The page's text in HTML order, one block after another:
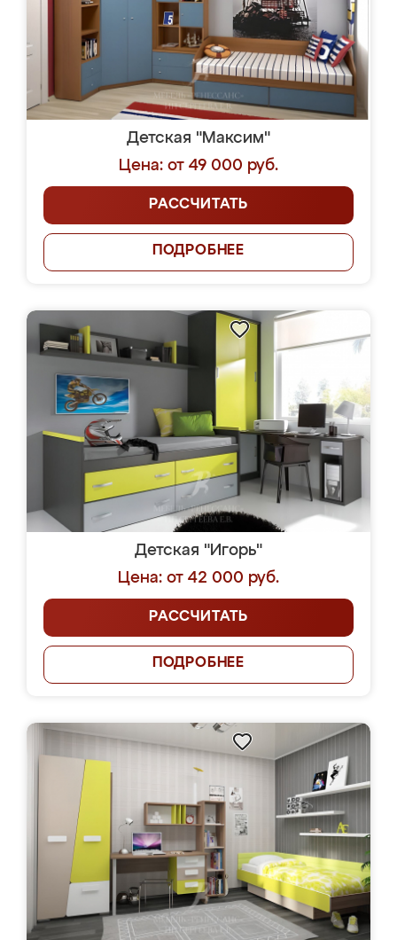
Детская "Максим"
Цена: от 49 000 руб.
РАССЧИТАТЬ
ПОДРОБНЕЕ
Детская "Игорь"
Цена: от 42 000 руб.
РАССЧИТАТЬ
ПОДРОБНЕЕ